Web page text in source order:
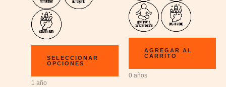
SELECCIONAR
OPCIONES
1 año
AGREGAR AL
CARRITO
0 años